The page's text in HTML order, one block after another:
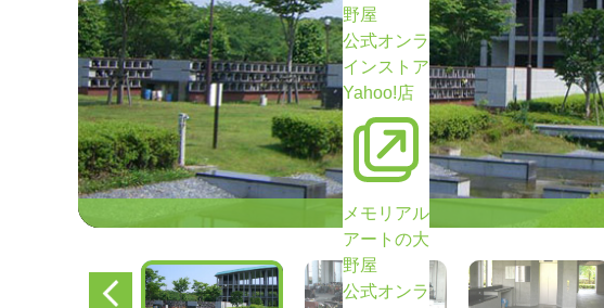
野屋
公式オンラ
インストア
Yahoo!店
メモリアル
アートの大
野屋
公式オンラ